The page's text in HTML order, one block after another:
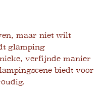
maar niet wilt
glamping
verfijnde manier
biedt voor